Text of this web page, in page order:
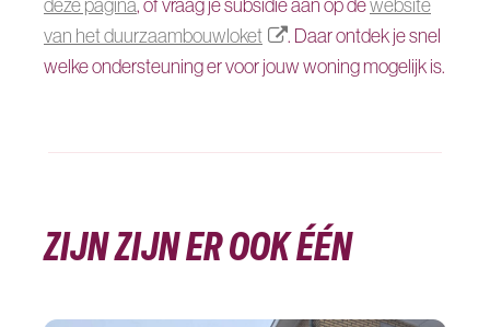
deze pagina, of vraag je subsidie aan op dewebsite
van het duurzaambouwloket
. Daar ontdek je snel
welke ondersteuning er voor jouw woning mogelijk is.
ZIJN ZIJN ER OOK ÉÉN